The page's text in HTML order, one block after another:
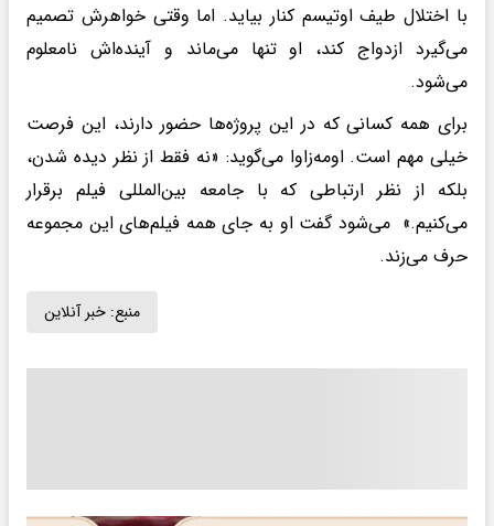
با اختلال طیف اوتیسم کنار بیاید. اما وقتی خواهرش تصمیم
می‌گیرد ازدواج کند، او تنها می‌ماند و آینده‌اش نامعلوم
می‌شود.
برای همه کسانی که در این پروژه‌ها حضور دارند، این فرصت
خیلی مهم است. اومه‌زاوا می‌گوید: «نه فقط از نظر دیده شدن،
بلکه از نظر ارتباطی که با جامعه بین‌المللی فیلم برقرار
می‌کنیم.» می‌شود گفت او به جای همه فیلم‌های این مجموعه
حرف می‌زند.
منبع: خبر آنلاین